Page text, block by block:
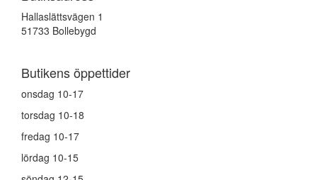
Hallaslättsvägen 1
51733 Bollebygd
Butikens öppettider
onsdag 10-17
torsdag 10-18
fredag 10-17
lördag 10-15